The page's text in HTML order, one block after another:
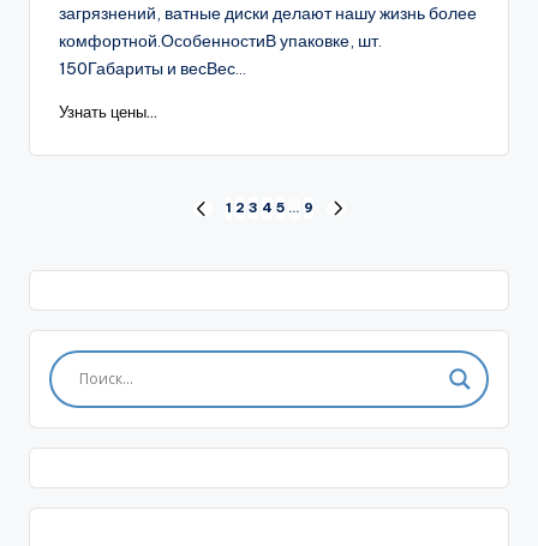
загрязнений, ватные диски делают нашу жизнь более
комфортной.ОсобенностиВ упаковке, шт.
150Габариты и весВес...
Узнать цены...
Пагинация
записей
ПРЕД.
1 2 3 4 5 … 9